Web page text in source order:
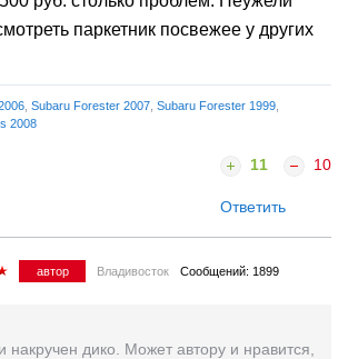
паркетник посвежее у других
Subaru Forester 2007 Subaru Forester 1999
2008
11 10
Ответить
автор Владивосток Сообщений: 1899
накручен дико. Может автору и нравится,